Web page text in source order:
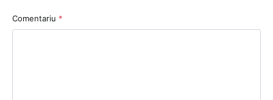
Comentariu *